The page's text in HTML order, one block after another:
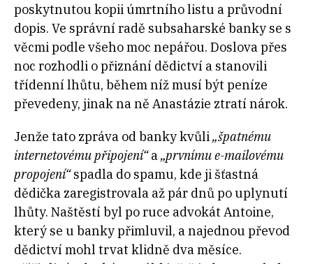
poskytnutou kopii úmrtního listu a průvodní
dopis. Ve správní radě subsaharské banky se s
věcmi podle všeho moc nepářou. Doslova přes
noc rozhodli o přiznání dědictví a stanovili
třídenní lhůtu, během níž musí být peníze
převedeny, jinak na ně Anastázie ztratí nárok.
Jenže tato zpráva od banky kvůli„špatnému
internetovému připojení“a„prvnímu e-mailovému
propojení“spadla do spamu, kde ji šťastná
dědička zaregistrovala až pár dnů po uplynutí
lhůty. Naštěstí byl po ruce advokát Antoine,
který se u banky přimluvil, a najednou převod
dědictví mohl trvat klidně dva měsíce.